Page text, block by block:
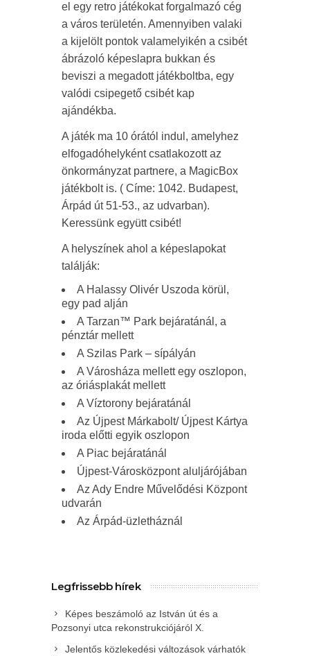
el egy retro játékokat forgalmazó cég
a város területén. Amennyiben valaki
a kijelölt pontok valamelyikén a csibét
ábrázoló képeslapra bukkan és
beviszi a megadott játékboltba, egy
valódi csipegető csibét kap
ajándékba.
A játék ma 10 órától indul, amelyhez
elfogadóhelyként csatlakozott az
önkormányzat partnere, a MagicBox
játékbolt is. ( Címe: 1042. Budapest,
Árpád út 51-53., az udvarban).
Keressünk együtt csibét!
A helyszínek ahol a képeslapokat
találják:
A Halassy Olivér Uszoda körül,
egy pad alján
A Tarzan™ Park bejáratánál, a
pénztár mellett
A Szilas Park – sípályán
A Városháza mellett egy oszlopon,
az óriásplakát mellett
A Víztorony bejáratánál
Az Újpest Márkabolt/ Újpest Kártya
iroda előtti egyik oszlopon
A Piac bejáratánál
Újpest-Városközpont aluljárójában
Az Ady Endre Művelődési Központ
udvarán
Az Árpád-üzletháznál
Legfrissebb hírek
Képes beszámoló az István út és a
Pozsonyi utca rekonstrukciójáról X.
Jelentős közlekedési változások várhatók